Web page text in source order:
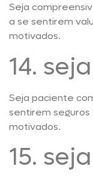
Seja
a se sentirem
motivados.
14.
Seja paciente
sentirem
motivados.
15.